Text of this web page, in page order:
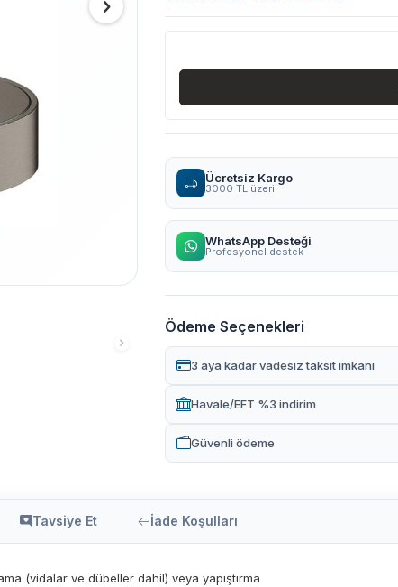
Ücretsiz Kargo
3000 TL üzeri
WhatsApp Desteği
Profesyonel destek
Ödeme Seçenekleri
3 aya kadar vadesiz taksit imkanı
Havale/EFT %3 indirim
Güvenli ödeme
Tavsiye Et İade Koşulları
(vidalar ve dübeller dahil) veya yapıştırma